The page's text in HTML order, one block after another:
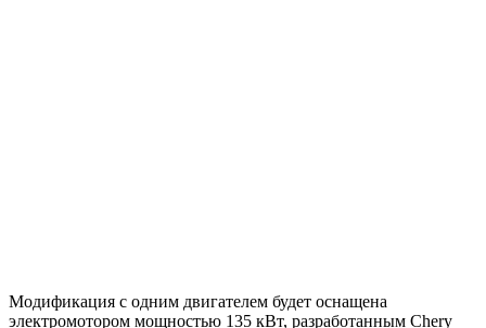
Модификация с одним двигателем будет оснащена
электромотором мощностью 135 кВт, разработанным Chery